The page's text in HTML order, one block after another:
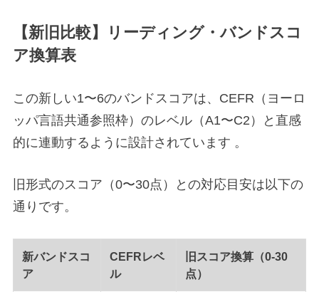
【新旧比較】リーディング・バンドスコ
ア換算表
この新しい1〜6のバンドスコアは、CEFR（ヨーロ
ッパ言語共通参照枠）のレベル（A1〜C2）と直感
的に連動するように設計されています 。
旧形式のスコア（0〜30点）との対応目安は以下の
通りです。
新バンドスコ
ア
CEFRレベ
ル
旧スコア換算（0-30
点）